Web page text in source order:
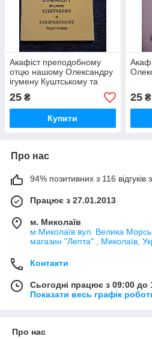
Акафіст преподобному
отцю нашому Олександру
ігумену Куштському та
Вологодському
чудотворцю
25 ₴
Купити
25₴
Про нас
94% позитивних з 116 відгуків
Працює з 27.01.2013
м. Миколаїв
м.Миколаїв вул. Велика
магазин "Лепта" , Миколаїв,
Контакти
Сьогодні працює з 09:00 до
Показати весь графік
Про нас